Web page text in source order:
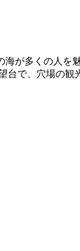
が多くの人を
台で、穴場の観